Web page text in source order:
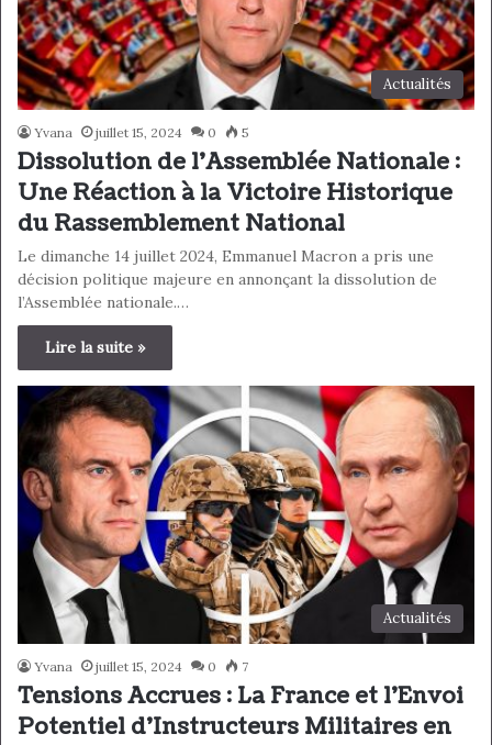
Actualités
Yvana juillet 15, 2024 0 5
Dissolution de l’Assemblée Nationale :
Une Réaction à la Victoire Historique
du Rassemblement National
Le dimanche 14 juillet 2024, Emmanuel Macron a pris une
décision politique majeure en annonçant la dissolution de
l’Assemblée nationale.…
Lire la suite »
Actualités
Yvana juillet 15, 2024 0 7
Tensions Accrues : La France et l’Envoi
Potentiel d’Instructeurs Militaires en